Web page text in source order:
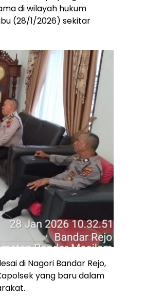
di wilayah hukum
(28/1/2026) sekitar
di Nagori Bandar Rejo,
yang baru dalam